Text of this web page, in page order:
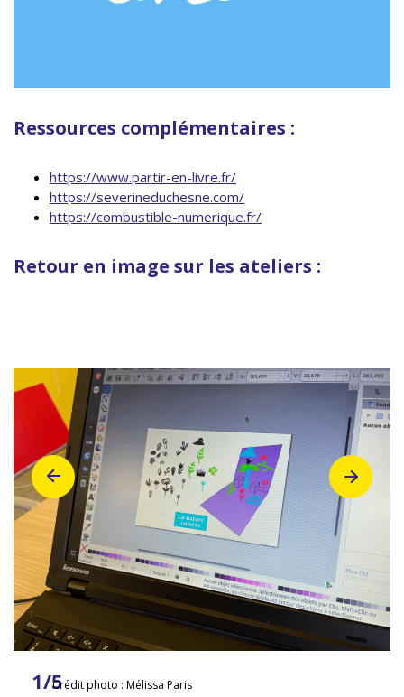
Ressources complémentaires :
https://www.partir-en-livre.fr/
https://severineduchesne.com/
https://combustible-numerique.fr/
Retour en image sur les ateliers :
1/5Crédit photo : Mélissa Paris